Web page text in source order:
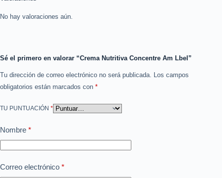
No hay valoraciones aún.
Sé el primero en valorar “Crema Nutritiva Concentre Am Lbel”
Tu dirección de correo electrónico no será publicada.
Los campos
obligatorios están marcados con *
TU PUNTUACIÓN *
Nombre *
Correo electrónico *